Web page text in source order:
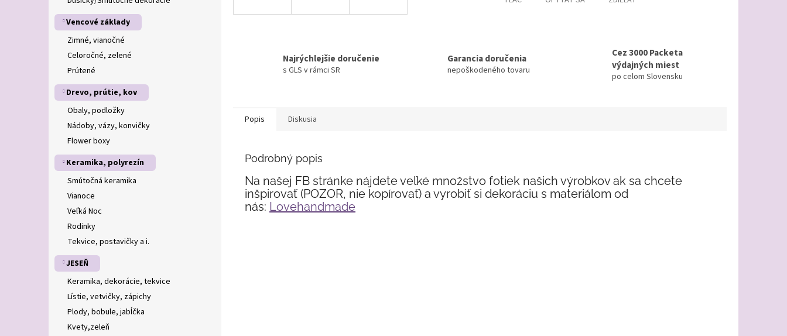
Vencové základy
Zimné, vianočné
Celoročné, zelené
Prútené
Drevo, prútie, kov
Obaly, podložky
Nádoby, vázy, konvičky
Flower boxy
Keramika, polyrezín
Smútočná keramika
Vianoce
Veľká Noc
Rodinky
Tekvice, postavičky a i.
JESEŇ
Keramika, dekorácie, tekvice
Lístie, vetvičky, zápichy
Plody, bobule, jabĺčka
Kvety,zeleň
Najrýchlejšie doručenie
s GLS v rámci SR
Garancia doručenia
nepoškodeného tovaru
Cez 3000 Packeta
výdajných miest
po celom Slovensku
Popis Diskusia
Podrobný popis
Na našej FB stránke nájdete veľké množstvo fotiek našich výrobkov ak sa chcete
inšpirovať (POZOR, nie kopírovať) a vyrobiť si dekoráciu s materiálom od
nás: Lovehandmade